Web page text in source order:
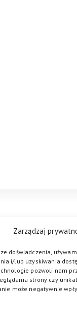
Zarządzaj
doświadczenia,
i/lub uzyskiwania
pozwoli nam
strony czy
może negatywnie